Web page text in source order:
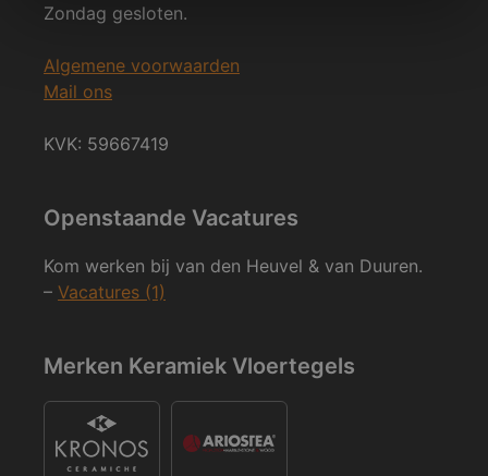
Zondag gesloten.
Algemene voorwaarden
Mail ons
KVK: 59667419
Openstaande Vacatures
Kom werken bij van den Heuvel & van Duuren.
– Vacatures (1)
Merken Keramiek Vloertegels